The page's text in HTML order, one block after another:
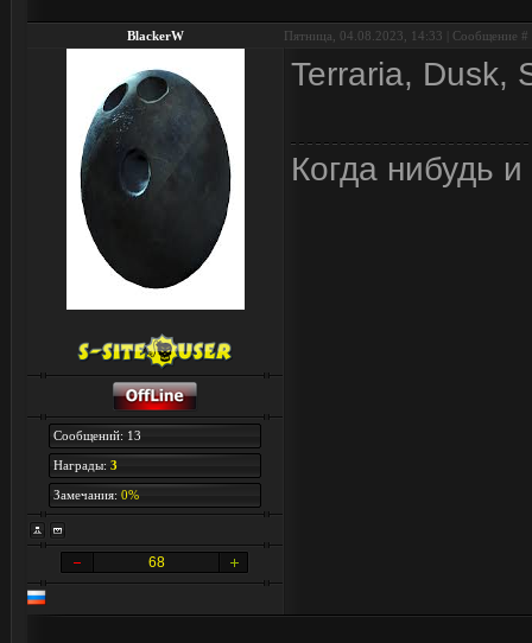
BlackerW Пятница, 04.08.2023, 14:33 | Сообщение #
Сообщений: 13
Награды: 3
Замечания: 0%
68
Terraria, Dusk,
Когда нибудь